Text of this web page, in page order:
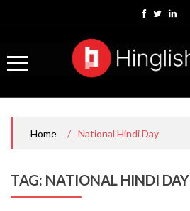
Home / National Hindi Day
TAG: NATIONAL HINDI DAY